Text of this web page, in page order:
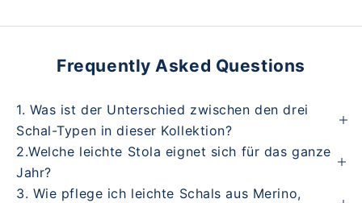
Frequently Asked Questions
1. Was ist der Unterschied zwischen den drei
Schal-Typen in dieser Kollektion?
2.Welche leichte Stola eignet sich für das ganze
Jahr?
3. Wie pflege ich leichte Schals aus Merino,